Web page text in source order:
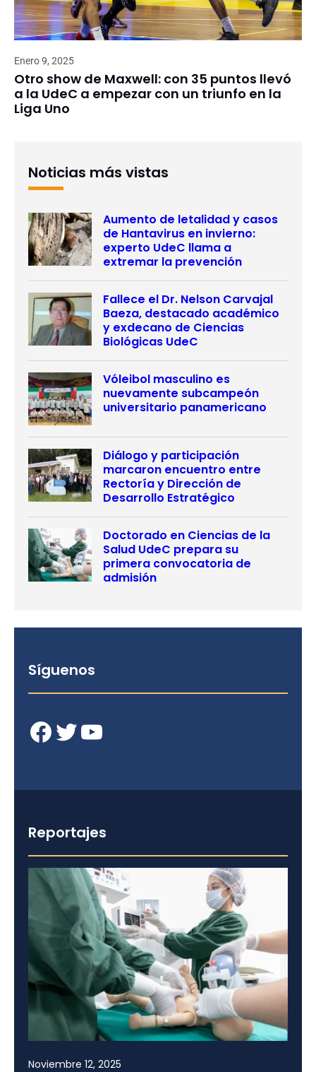
Enero 9, 2025
Otro show de Maxwell: con 35 puntos llevó
a la UdeC a empezar con un triunfo en la
Liga Uno
Noticias más vistas
Aumento de letalidad y casos
de Hantavirus en invierno:
experto UdeC llama a
extremar la prevención
Fallece el Dr. Nelson Carvajal
Baeza, destacado académico
y exdecano de Ciencias
Biológicas UdeC
Vóleibol masculino es
nuevamente subcampeón
universitario panamericano
Diálogo y participación
marcaron encuentro entre
Rectoría y Dirección de
Desarrollo Estratégico
Doctorado en Ciencias de la
Salud UdeC prepara su
primera convocatoria de
admisión
Síguenos
Facebook Twitter YouTube
Reportajes
Noviembre 12, 2025